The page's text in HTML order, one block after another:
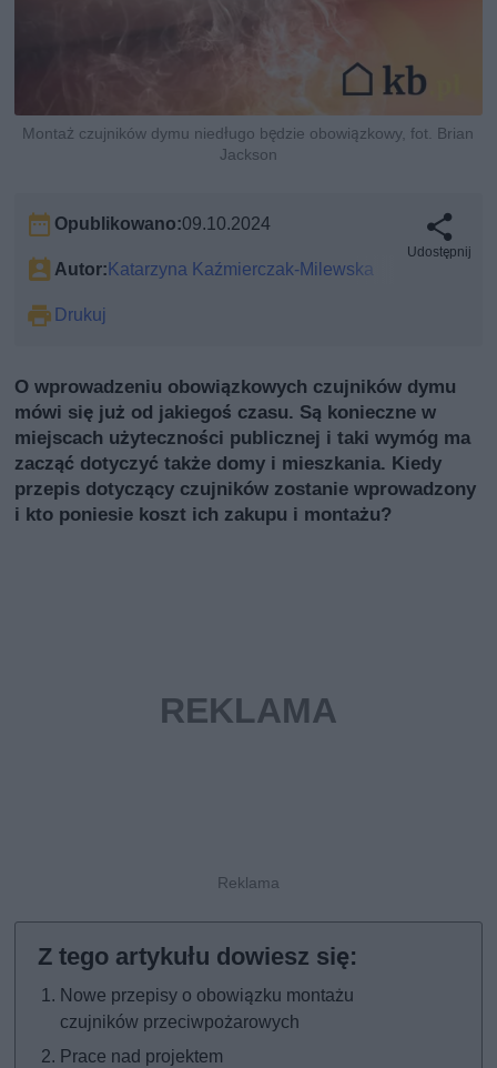
Montaż czujników dymu niedługo będzie obowiązkowy, fot. Brian
Jackson
Opublikowano:09.10.2024
Autor:Katarzyna Kaźmierczak-Milewska
Drukuj
Udostępnij
O wprowadzeniu obowiązkowych czujników dymu
mówi się już od jakiegoś czasu. Są konieczne w
miejscach użyteczności publicznej i taki wymóg ma
zacząć dotyczyć także domy i mieszkania. Kiedy
przepis dotyczący czujników zostanie wprowadzony
i kto poniesie koszt ich zakupu i montażu?
Nowe przepisy o obowiązku montażu
czujników przeciwpożarowych
Prace nad projektem